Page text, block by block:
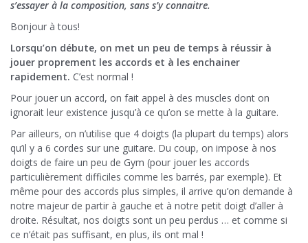
s’essayer à la composition, sans s’y connaitre.
Bonjour à tous!
Lorsqu’on débute, on met un peu de temps à réussir à
jouer proprement les accords et à les enchainer
rapidement. C’est normal !
Pour jouer un accord, on fait appel à des muscles dont on
ignorait leur existence jusqu’à ce qu’on se mette à la guitare.
Par ailleurs, on n’utilise que 4 doigts (la plupart du temps) alors
qu’il y a 6 cordes sur une guitare. Du coup, on impose à nos
doigts de faire un peu de Gym (pour jouer les accords
particulièrement difficiles comme les barrés, par exemple). Et
même pour des accords plus simples, il arrive qu’on demande à
notre majeur de partir à gauche et à notre petit doigt d’aller à
droite. Résultat, nos doigts sont un peu perdus … et comme si
ce n’était pas suffisant, en plus, ils ont mal !